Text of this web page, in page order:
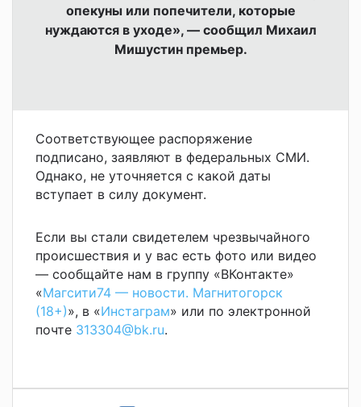
опекуны или попечители, которые
нуждаются в уходе», — сообщил Михаил
Мишустин премьер.
Соответствующее распоряжение
подписано, заявляют в федеральных СМИ.
Однако, не уточняется с какой даты
вступает в силу документ.
Если вы стали свидетелем чрезвычайного
происшествия и у вас есть фото или видео
— сообщайте нам в группу «ВКонтакте»
«Магсити74 — новости. Магнитогорск
(18+)», в «Инстаграм» или по электронной
почте 313304@bk.ru.